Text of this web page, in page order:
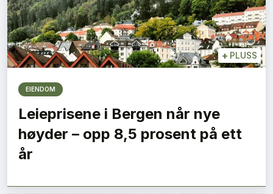
+ PLUSS
EIENDOM
Leieprisene i Bergen når nye
høyder – opp 8,5 prosent på ett
år